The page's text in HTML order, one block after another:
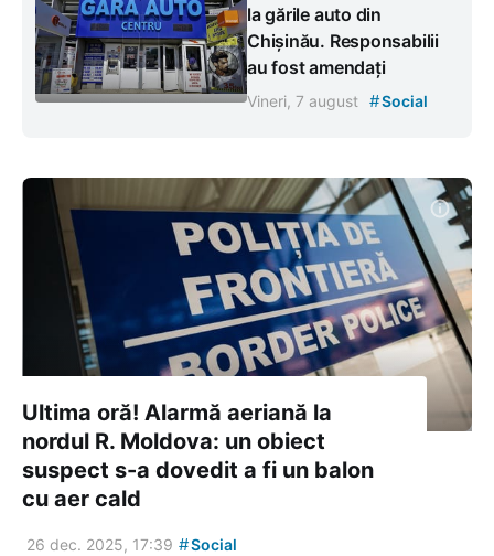
la gările auto din
Chișinău. Responsabilii
au fost amendați
Vineri, 7 august #Social
Ultima oră! Alarmă aeriană la
nordul R. Moldova: un obiect
suspect s-a dovedit a fi un balon
cu aer cald
26 dec. 2025, 17:39 #Social